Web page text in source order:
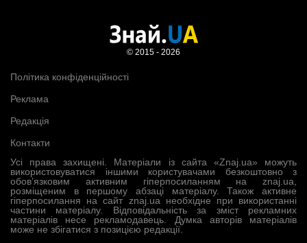
Усі права захищені. Матеріали із сайта «Znaj.ua» можуть
використовуватися іншими користувачами безкоштовно з
обов’язковим активним гіперпосиланням на znaj.ua,
розміщеним в першому абзаці матеріалу. Також активне
гіперпосилання на сайт znaj.ua необхідне при використанні
частини матеріалу. Відповідальність за зміст рекламних
матеріалів несе рекламодавець. Думка авторів матеріалів
може не збігатися з позицією редакції.
Політика конфіденційності
Реклама
Редакція
Контакти
© 2015 - 2026